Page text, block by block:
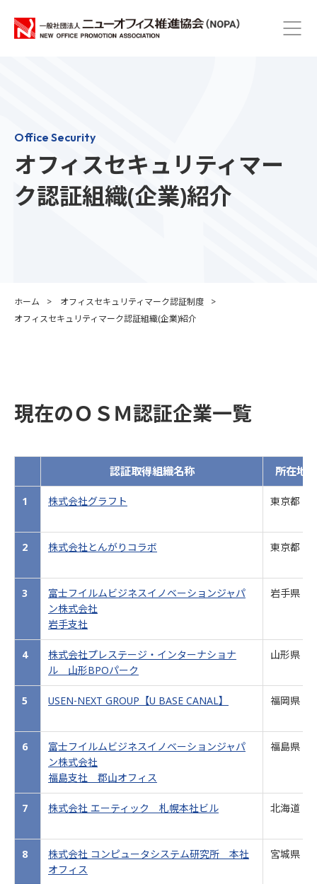
Office Security
オフィスセキュリティマー
ク認証組織(企業)紹介
ホーム
オフィスセキュリティマーク認証制度
オフィスセキュリティマーク認証組織(企業)紹介
現在のＯＳＭ認証企業一覧
認証取得組織名称 所在地
1 株式会社グラフト 東京都
2 株式会社とんがりコラボ 東京都
3
富士フイルムビジネスイノベーションジャパ
ン株式会社
岩手支社
岩手県
4
株式会社プレステージ・インターナショナ
ル 山形BPOパーク
山形県
5 USEN-NEXT GROUP【U BASE CANAL】 福岡県
6
富士フイルムビジネスイノベーションジャパ
ン株式会社
福島支社 郡山オフィス
福島県
7 株式会社 エーティック 札幌本社ビル 北海道
8
株式会社 コンピュータシステム研究所 本社
オフィス
宮城県